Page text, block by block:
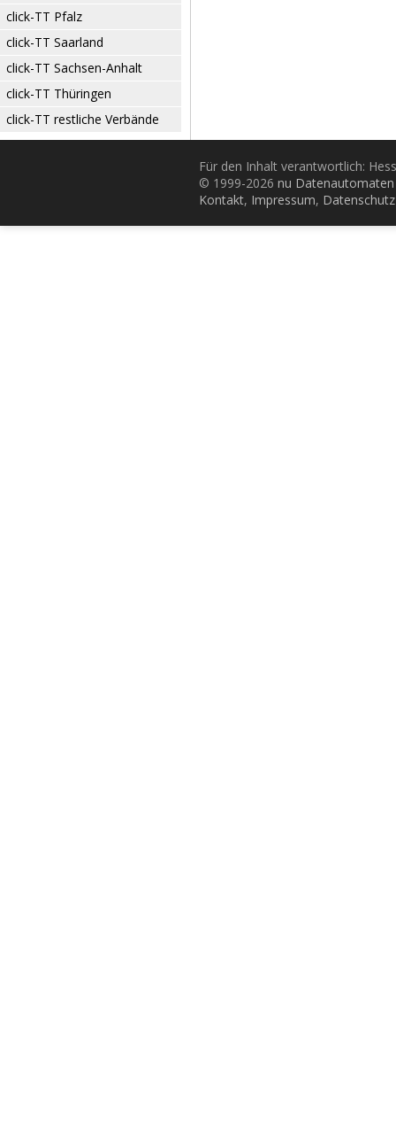
click-TT Pfalz
click-TT Saarland
click-TT Sachsen-Anhalt
click-TT Thüringen
click-TT restliche Verbände
Für den Inhalt verantwortlich:
© 1999-2026 nu
Kontakt, Impressum, Datenschutz